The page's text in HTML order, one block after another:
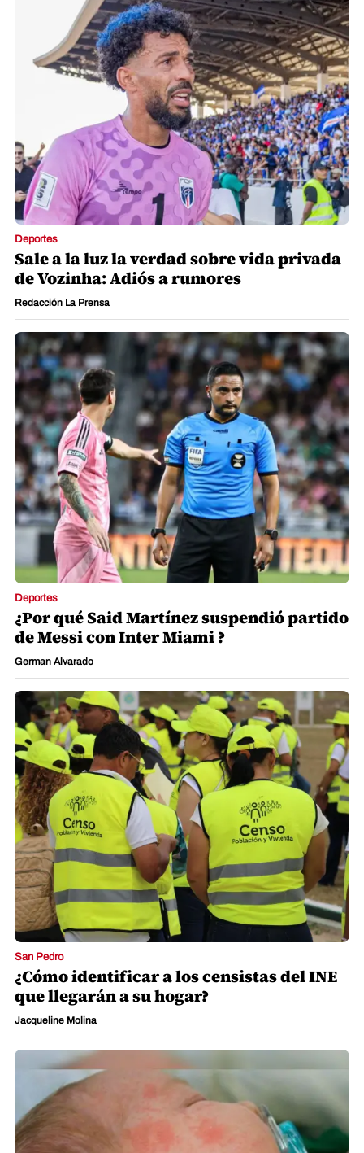
Deportes
Sale a la luz la verdad sobre vida privada
de Vozinha: Adiós a rumores
Redacción La Prensa
Deportes
¿Por qué Said Martínez suspendió partido
de Messi con Inter Miami ?
German Alvarado
San Pedro
¿Cómo identificar a los censistas del INE
que llegarán a su hogar?
Jacqueline Molina